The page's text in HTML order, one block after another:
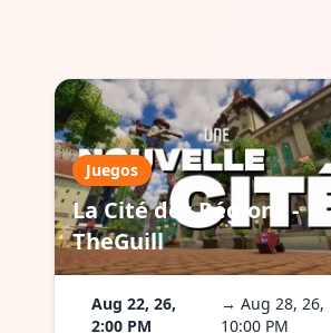
Juegos
La Cité des Régions -
TheGuill
Aug 22, 26,
2:00 PM
→ Aug 28, 26,
10:00 PM